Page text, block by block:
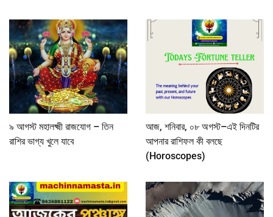
৯ আগস্ট মহালক্ষ্মী রাজযোগ – তিন
রাশির ভাগ্য খুলে যাবে
আজ, শনিবার, ০৮ অগস্ট–এই দিনটির
আপনার রাশিফল কী বলছে
(Horoscopes)